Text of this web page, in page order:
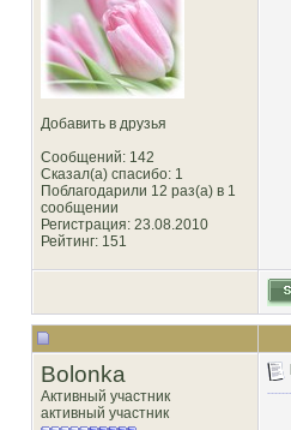
Добавить в друзья
Сообщений: 142
Сказал(а) спасибо: 1
Поблагодарили 12 раз(а) в 1
сообщении
Регистрация: 23.08.2010
Рейтинг: 151
Bolonka
Активный участник
активный участник